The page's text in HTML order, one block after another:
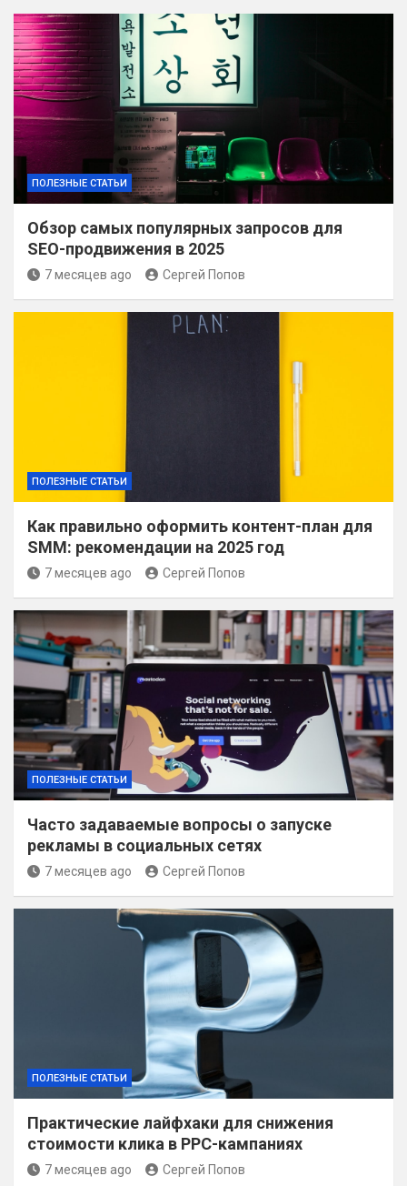
ПОЛЕЗНЫЕ СТАТЬИ
Обзор самых популярных запросов для
SEO-продвижения в 2025
7 месяцев ago Сергей Попов
ПОЛЕЗНЫЕ СТАТЬИ
Как правильно оформить контент-план для
SMM: рекомендации на 2025 год
7 месяцев ago Сергей Попов
ПОЛЕЗНЫЕ СТАТЬИ
Часто задаваемые вопросы о запуске
рекламы в социальных сетях
7 месяцев ago Сергей Попов
ПОЛЕЗНЫЕ СТАТЬИ
Практические лайфхаки для снижения
стоимости клика в PPC-кампаниях
7 месяцев ago Сергей Попов